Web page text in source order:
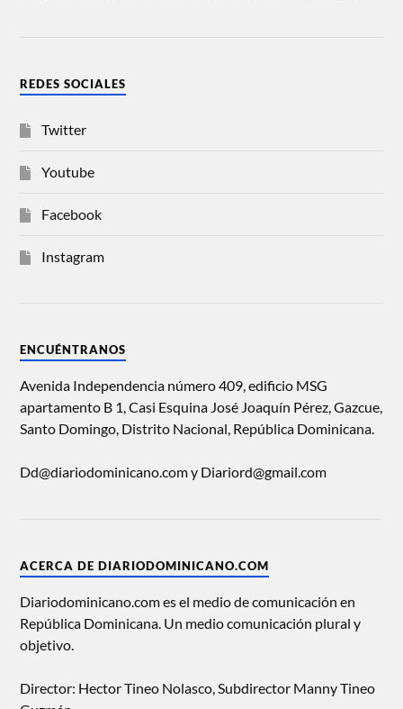
REDES SOCIALES
Twitter
Youtube
Facebook
Instagram
ENCUÉNTRANOS
Avenida Independencia número 409, edificio MSG
apartamento B 1, Casi Esquina José Joaquín Pérez, Gazcue,
Santo Domingo, Distrito Nacional, República Dominicana.
Dd@diariodominicano.com y Diariord@gmail.com
ACERCA DE DIARIODOMINICANO.COM
Diariodominicano.com es el medio de comunicación en
República Dominicana. Un medio comunicación plural y
objetivo.
Director: Hector Tineo Nolasco, Subdirector Manny Tineo